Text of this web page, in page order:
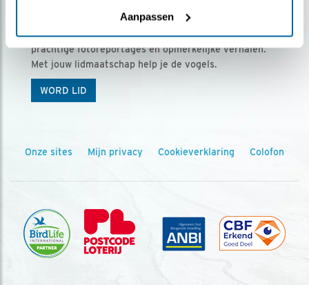
Aanpassen
Ontvang 5 x Vogels voor € 36,00 per jaar
Vogels is het tijdschrift voor onze leden, met
prachtige fotoreportages en opmerkelijke verhalen.
Met jouw lidmaatschap help je de vogels.
WORD LID
Onze sites Mijn privacy Cookieverklaring Colofon